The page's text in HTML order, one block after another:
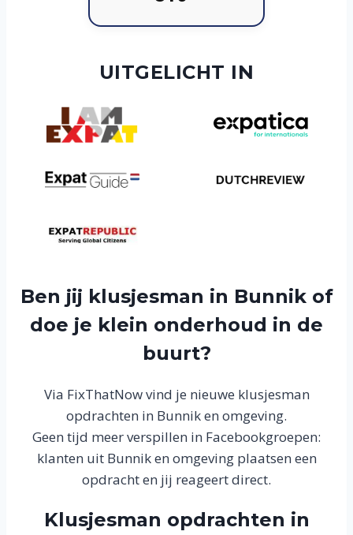
UITGELICHT IN
Ben jij klusjesman in Bunnik of
doe je klein onderhoud in de
buurt?
Via FixThatNow vind je nieuwe klusjesman
opdrachten in Bunnik en omgeving.
Geen tijd meer verspillen in Facebookgroepen:
klanten uit Bunnik en omgeving plaatsen een
opdracht en jij reageert direct.
Klusjesman opdrachten in